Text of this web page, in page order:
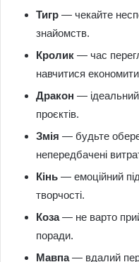
Тигр — чекайте
знайомств.
Кролик — час
навчитися
Дракон —
проєктів.
Змія — будьте
непередбачені
Кінь — емоційний
творчості.
Коза— не варто
поради.
Мавпа— вдалий